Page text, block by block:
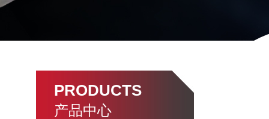
PRODUCTS
产品中心